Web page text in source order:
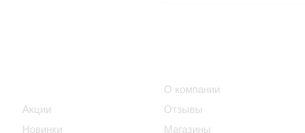
Акции
Новинки
О компании
Отзывы
Магазины